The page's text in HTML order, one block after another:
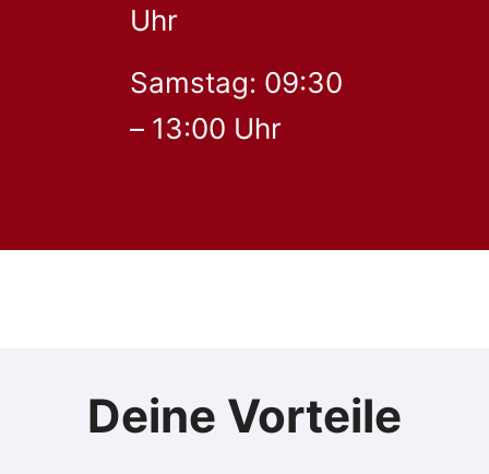
Uhr
Samstag: 09:30
– 13:00 Uhr
Deine Vorteile